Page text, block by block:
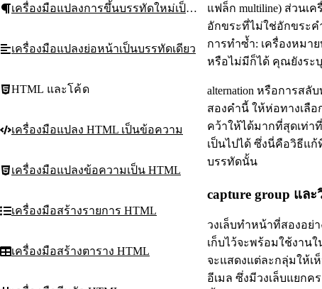
เครื่องมือแปลงการขึ้นบรรทัดใหม่เป็นย่อหน้า
เครื่องมือแปลงย่อหน้าเป็นบรรทัดเดียว
HTML และโค้ด
เครื่องมือแปลง HTML เป็นข้อความ
เครื่องมือแปลงข้อความเป็น HTML
เครื่องมือสร้างรายการ HTML
เครื่องมือสร้างตาราง HTML
แฟล็ก multiline) ส่วนเ
อักขระที่ไม่ใช่อักขระค
การทำซ้ำ: เครื่องหมา
หรือไม่มีก็ได้ คุณยังระ
alternation หรือการส
สองคำนี้ ให้ห่อทางเลือ
คว้าให้ได้มากที่สุดเท่า
เป็นไปได้ ซึ่งนี่คือวิธีแ
บรรทัดนั้น
capture group และ
วงเล็บทำหน้าที่สองอย่
เก็บไว้จะพร้อมใช้งา
จะแสดงแต่ละกลุ่มให้เ
อีเมล ซึ่งมีวงเล็บแยก